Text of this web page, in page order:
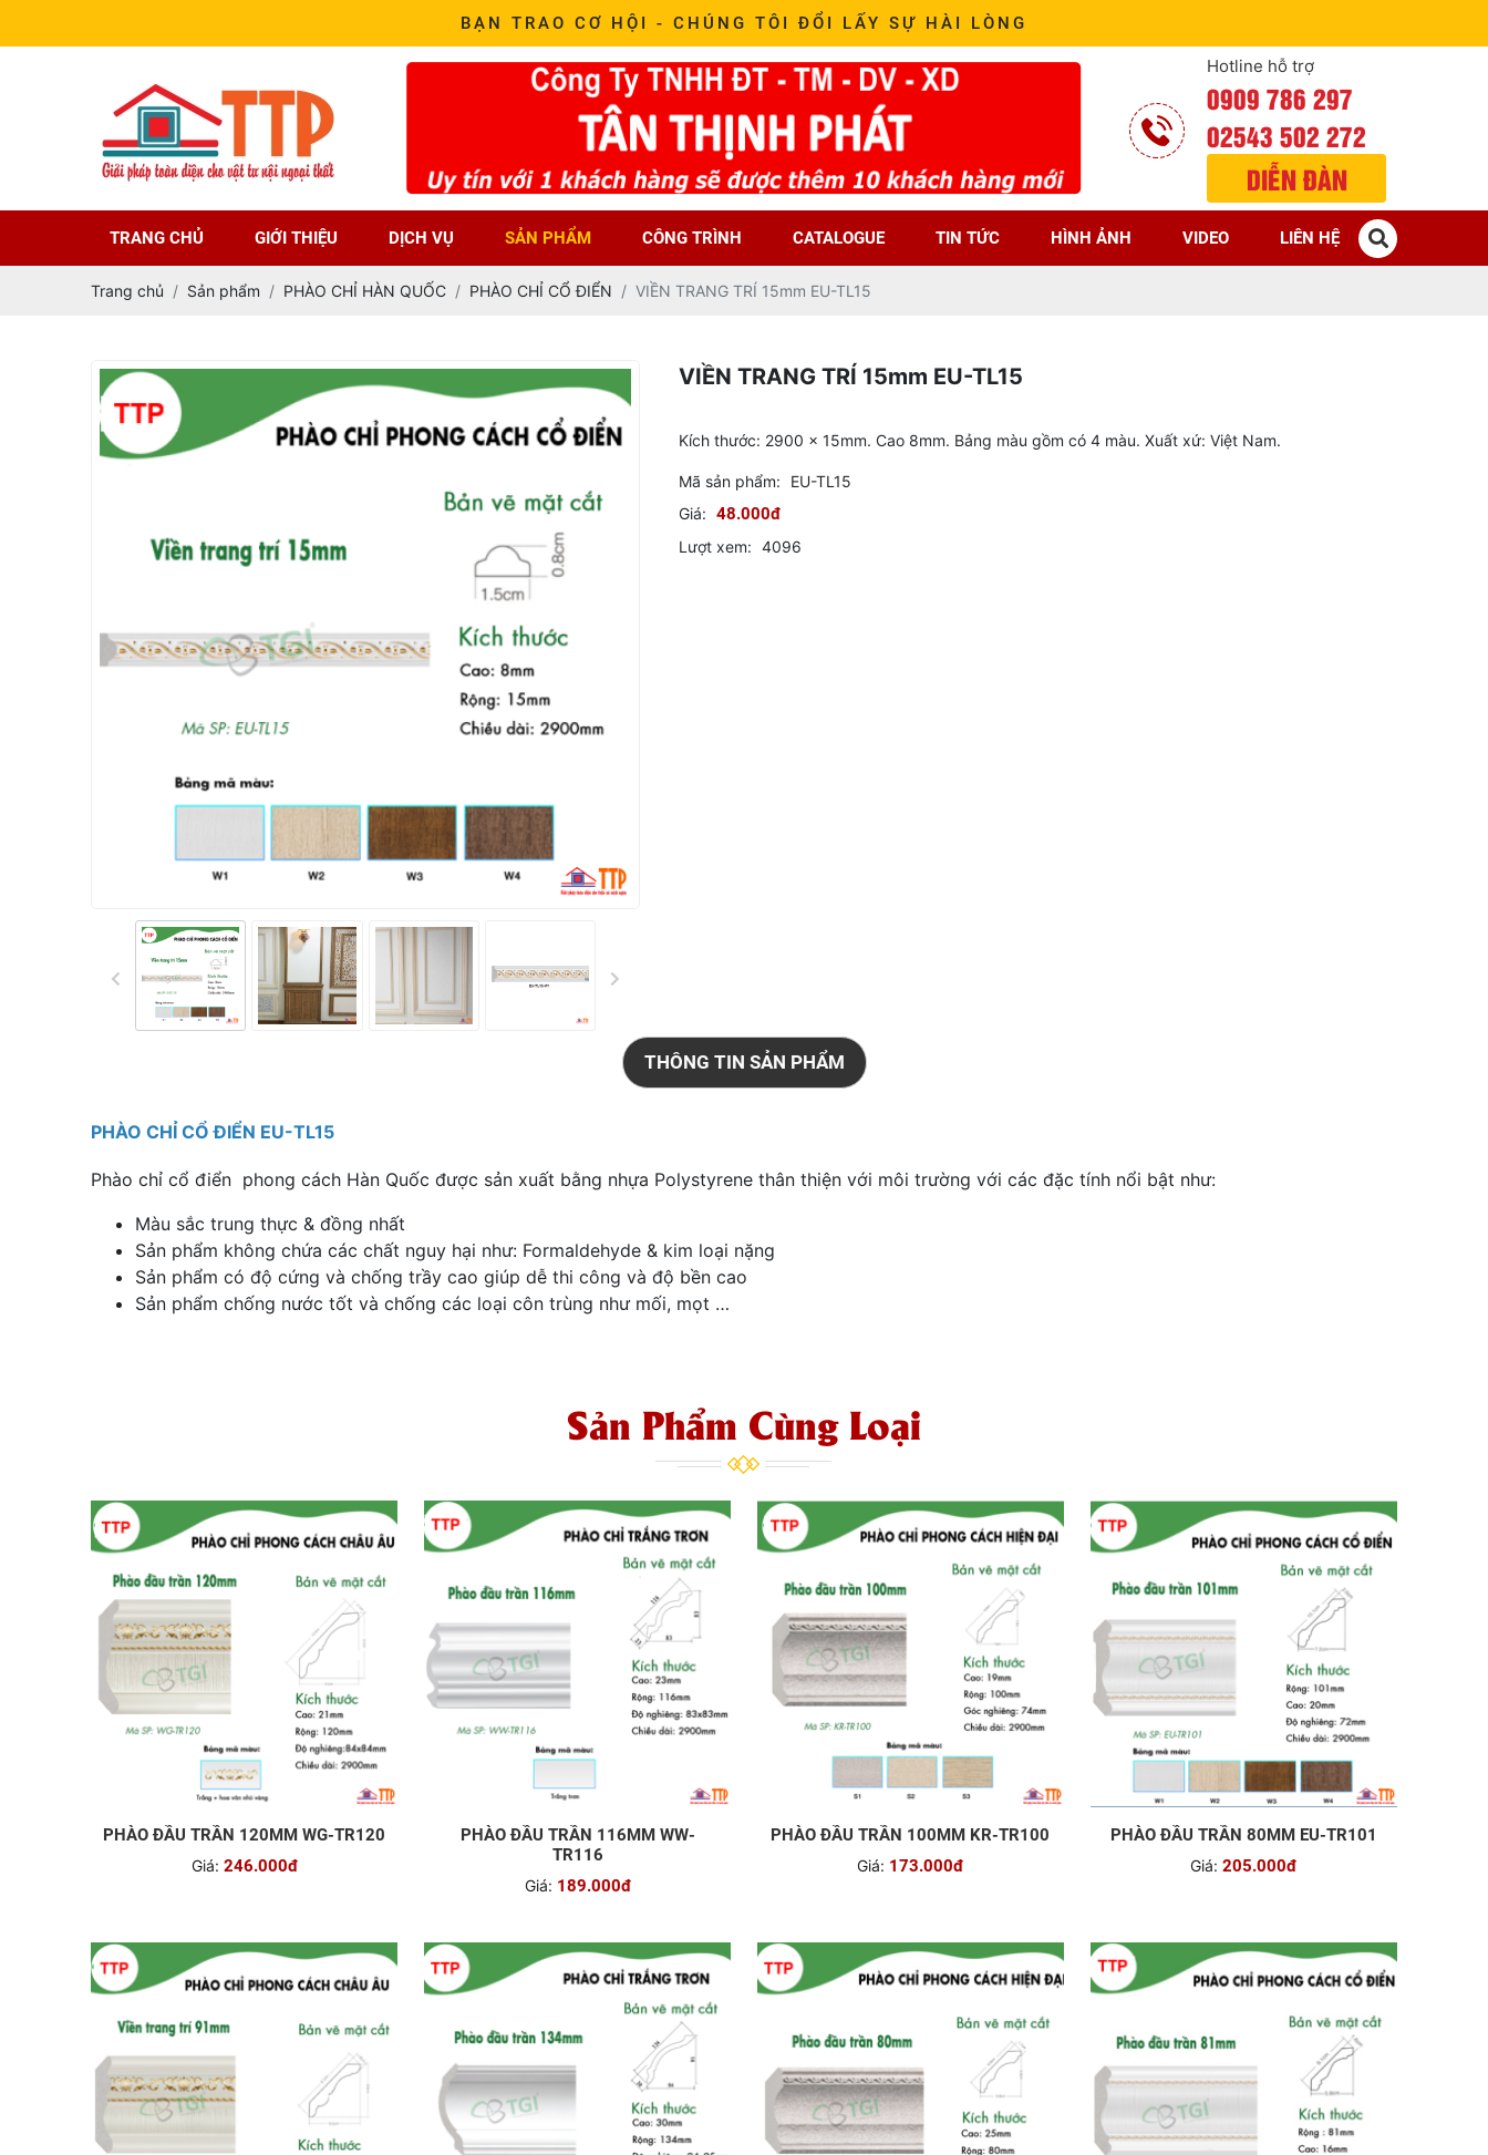
BẠN TRAO CƠ HỘI - CHÚNG TÔI ĐỔI LẤY SỰ HÀI LÒNG
Hotline hỗ trợ
0909 786 297
02543 502 272
DIỄN ĐÀN
TRANG CHỦ GIỚI THIỆU DỊCH VỤ SẢN PHẨM CÔNG TRÌNH CATALOGUE TIN TỨC HÌNH ẢNH VIDEO LIÊN HỆ
Trang chủ Sản phẩm PHÀO CHỈ HÀN QUỐC PHÀO CHỈ CỔ ĐIỂN VIỀN TRANG TRÍ 15mm EU-TL15
VIỀN TRANG TRÍ 15mm EU-TL15
Kích thước: 2900 x 15mm. Cao 8mm. Bảng màu gồm có 4 màu. Xuất xứ: Việt Nam.
Mã sản phẩm:
EU-TL15
Giá: 48.000đ
Lượt xem: 4096
THÔNG TIN SẢN PHẨM
PHÀO CHỈ CỔ ĐIỂN EU-TL15
Phào chỉ cổ điển phong cách Hàn Quốc được sản xuất bằng nhựa Polystyrene thân thiện với môi trường với các đặc tính nổi bật như:
Màu sắc trung thực & đồng nhất
Sản phẩm không chứa các chất nguy hại như: Formaldehyde & kim loại nặng
Sản phẩm có độ cứng và chống trầy cao giúp dễ thi công và độ bền cao
Sản phẩm chống nước tốt và chống các loại côn trùng như mối, mọt …
Sản Phẩm Cùng Loại
PHÀO ĐẦU TRẦN 120MM WG-TR120
Giá: 246.000đ
PHÀO ĐẦU TRẦN 116MM WW-
TR116
Giá: 189.000đ
PHÀO ĐẦU TRẦN 100MM KR-TR100
Giá: 173.000đ
PHÀO ĐẦU TRẦN 80MM EU-TR101
Giá: 205.000đ